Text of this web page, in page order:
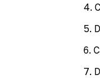
4.
5.
6.
7.